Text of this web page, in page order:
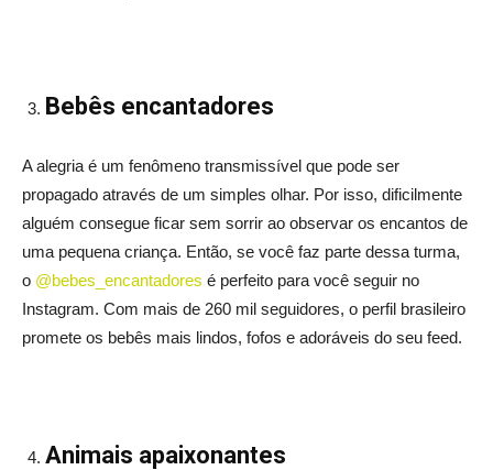
Bebês encantadores
A alegria é um fenômeno transmissível que pode ser
propagado através de um simples olhar. Por isso, dificilmente
alguém consegue ficar sem sorrir ao observar os encantos de
uma pequena criança. Então, se você faz parte dessa turma,
o @bebes_encantadores é perfeito para você seguir no
Instagram. Com mais de 260 mil seguidores, o perfil brasileiro
promete os bebês mais lindos, fofos e adoráveis do seu feed.
Animais apaixonantes